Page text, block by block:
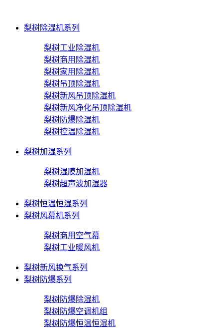
梨树除湿机系列
梨树工业除湿机
梨树商用除湿机
梨树家用除湿机
梨树吊顶除湿机
梨树新风吊顶除湿机
梨树新风净化吊顶除湿机
梨树防爆除湿机
梨树控温除湿机
梨树加湿系列
梨树湿膜加湿机
梨树超声波加湿器
梨树恒温恒湿系列
梨树风幕机系列
梨树商用空气幕
梨树工业暖风机
梨树新风换气系列
梨树防爆系列
梨树防爆除湿机
梨树防爆空调机组
梨树防爆恒温恒湿机